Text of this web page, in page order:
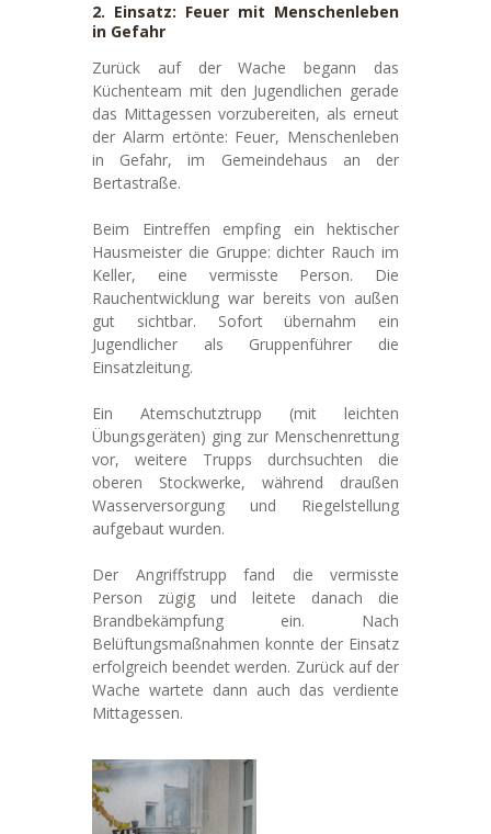
2. Einsatz: Feuer mit Menschenleben
in Gefahr
Zurück auf der Wache begann das
Küchenteam mit den Jugendlichen gerade
das Mittagessen vorzubereiten, als erneut
der Alarm ertönte: Feuer, Menschenleben
in Gefahr, im Gemeindehaus an der
Bertastraße.
Beim Eintreffen empfing ein hektischer
Hausmeister die Gruppe: dichter Rauch im
Keller, eine vermisste Person. Die
Rauchentwicklung war bereits von außen
gut sichtbar. Sofort übernahm ein
Jugendlicher als Gruppenführer die
Einsatzleitung.
Ein Atemschutztrupp (mit leichten
Übungsgeräten) ging zur Menschenrettung
vor, weitere Trupps durchsuchten die
oberen Stockwerke, während draußen
Wasserversorgung und Riegelstellung
aufgebaut wurden.
Der Angriffstrupp fand die vermisste
Person zügig und leitete danach die
Brandbekämpfung ein. Nach
Belüftungsmaßnahmen konnte der Einsatz
erfolgreich beendet werden. Zurück auf der
Wache wartete dann auch das verdiente
Mittagessen.